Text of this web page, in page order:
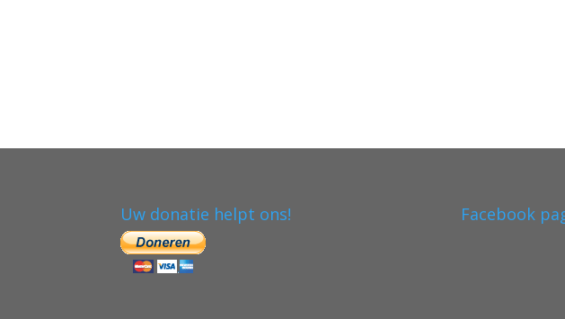
Uw donatie helpt ons! Facebook